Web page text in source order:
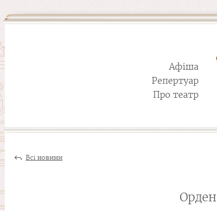
Афіша
Репертуар
Про театр
Всі новини